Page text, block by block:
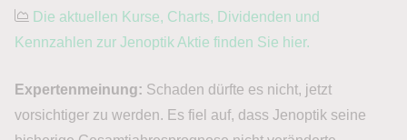
Die aktuellen Kurse, Charts, Dividenden und
Kennzahlen zur Jenoptik Aktie finden Sie hier.
Expertenmeinung: Schaden dürfte es nicht, jetzt
vorsichtiger zu werden. Es fiel auf, dass Jenoptik seine